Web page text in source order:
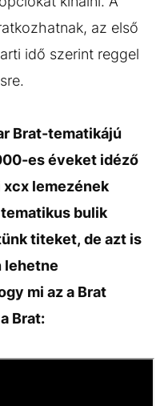
az első
idő szerint reggel
Brat-tematikájú
es éveket idéző
lemezének
bulik
titeket, de azt is
lehetne
mi az a Brat
Brat: